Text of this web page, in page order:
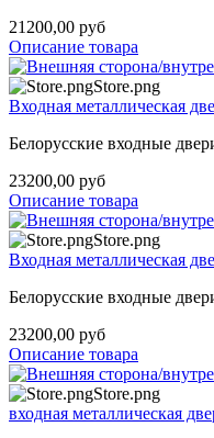
21200,00 руб
Описание товара
Store.png
Входная металлическая
Белорусские входные
23200,00 руб
Описание товара
Store.png
Входная металлическая
Белорусские входные
23200,00 руб
Описание товара
Store.png
входная металлическая